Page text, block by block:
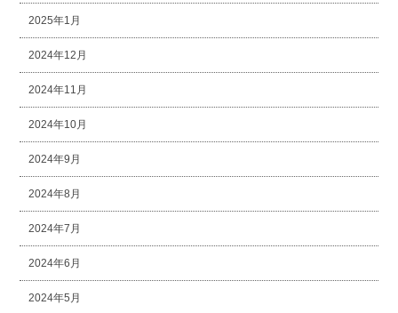
2025年1月
2024年12月
2024年11月
2024年10月
2024年9月
2024年8月
2024年7月
2024年6月
2024年5月